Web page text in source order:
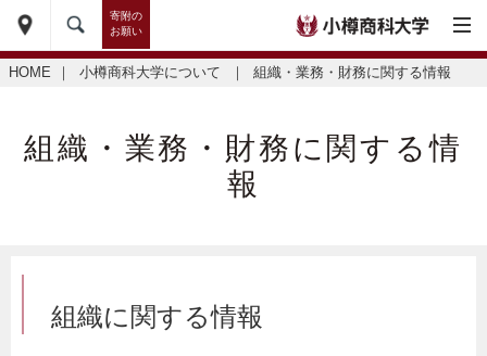
寄附の
お願い
HOME ｜ 小樽商科大学について ｜ 組織・業務・財務に関する情報
組織・業務・財務に関する情
報
組織に関する情報